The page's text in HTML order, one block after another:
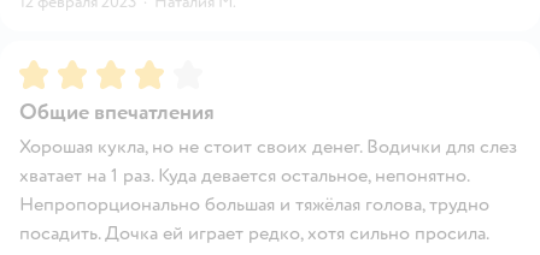
Рейтинг:4
Общие впечатления
Хорошая кукла, но не стоит своих денег. Водички для слез
хватает на 1 раз. Куда девается остальное, непонятно.
Непропорционально большая и тяжёлая голова, трудно
посадить. Дочка ей играет редко, хотя сильно просила.